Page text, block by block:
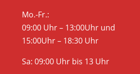
Mo.-Fr.:
09:00 Uhr – 13:00Uhr und
15:00Uhr – 18:30 Uhr
Sa: 09:00 Uhr bis 13 Uhr